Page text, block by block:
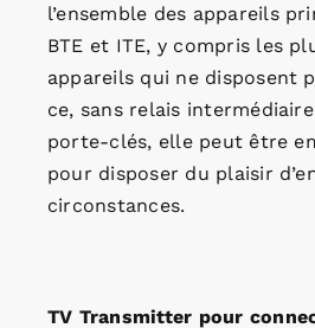
l’ensemble des appareils
BTE et ITE, y compris les
appareils qui ne disposent
ce, sans relais
porte-clés, elle peut être
pour disposer du plaisir
circonstances.
TV Transmitter pour